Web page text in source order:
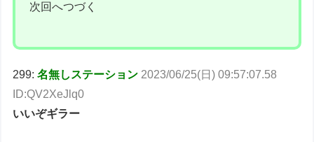
次回へつづく
299:名無しステーション 2023/06/25(日) 09:57:07.58
ID:QV2XeJlq0
いいぞギラー